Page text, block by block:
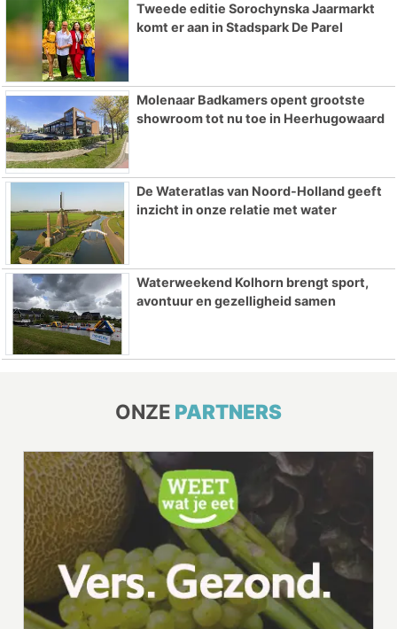
Tweede editie Sorochynska Jaarmarkt
komt er aan in Stadspark De Parel
Molenaar Badkamers opent grootste
showroom tot nu toe in Heerhugowaard
De Wateratlas van Noord-Holland geeft
inzicht in onze relatie met water
Waterweekend Kolhorn brengt sport,
avontuur en gezelligheid samen
ONZE PARTNERS